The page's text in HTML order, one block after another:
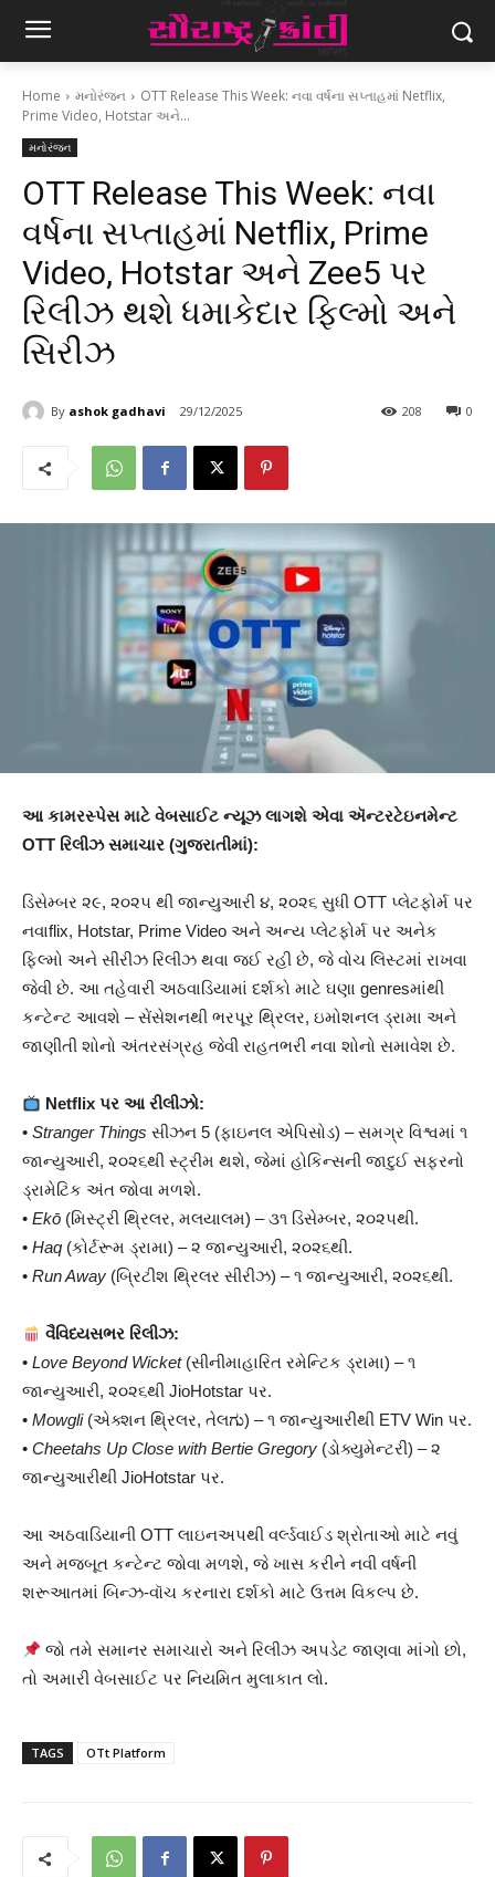
Home મનોરંજન
OTT Release This Week: નવા વર્ષના સપ્તાહમાં Netflix,
Prime Video, Hotstar અને...
મનોરંજન
OTT Release This Week: નવા
વર્ષના સપ્તાહમાં Netflix, Prime
Video, Hotstar અને Zee5 પર
રિલીઝ થશે ધમાકેદાર ફિલ્મો અને
સિરીઝ
By ashok gadhavi 29/12/2025 0
208
આ કામરસ્પેસ માટે વેબસાઈટ ન્યૂઝ લાગશે એવા ઍન્ટરટેઇનમેન્ટ
OTT રિલીઝ સમાચાર (ગુજરાતીમાં):
ડિસેમ્બર ૨૯, ૨૦૨૫ થી જાન્યુઆરી ૪, ૨૦૨૬ સુધી OTT પ્લેટફોર્મ પર
નવાflix, Hotstar, Prime Video અને અન્ય પ્લેટફોર્મ પર અનેક
ફિલ્મો અને સીરીઝ રિલીઝ થવા જઈ રહી છે, જે વોચ લિસ્ટમાં રાખવા
જેવી છે. આ તહેવારી અઠવાડિયામાં દર્શકો માટે ઘણા genresમાંથી
કન્ટેન્ટ આવશે – સેંસેશનથી ભરપૂર થ્રિલર, ઇમોશનલ ડ્રામા અને
જાણીતી શોનો અંતરસંગ્રહ જેવી રાહતભરી નવા શોનો સમાવેશ છે.
Netflix પર આ રીલીઝો:
• Stranger Things સીઝન 5 (ફાઇનલ એપિસોડ) – સમગ્ર વિશ્વમાં ૧
જાન્યુઆરી, ૨૦૨૬થી સ્ટ્રીમ થશે, જેમાં હોકિન્સની જાદુઈ સફરનો
ડ્રામેટિક અંત જોવા મળશે.
• Ekō (મિસ્ટ્રી થ્રિલર, મલયાલમ) – ૩૧ ડિસેમ્બર, ૨૦૨૫થી.
• Haq(કોર્ટરૂમ ડ્રામા) – ૨ જાન્યુઆરી, ૨૦૨૬થી.
• Run Away (બ્રિટીશ થ્રિલર સીરીઝ) – ૧ જાન્યુઆરી, ૨૦૨૬થી.
વૈવિધ્યસભર રિલીઝ:
• Love Beyond Wicket(સીનીમાહારિત રમેન્ટિક ડ્રામા) – ૧
જાન્યુઆરી, ૨૦૨૬થી JioHotstar પર.
• Mowgli(એક્શન થ્રિલર, તેલಗು) – ૧ જાન્યુઆરીથી ETV Win પર.
• Cheetahs Up Close with Bertie Gregory (ડોક્યુમેન્ટરી) – ૨
જાન્યુઆરીથી JioHotstar પર.
આ અઠવાડિયાની OTT લાઇનઅપથી વર્લ્ડવાઈડ શ્રોતાઓ માટે નવું
અને મજબૂત કન્ટેન્ટ જોવા મળશે, જે ખાસ કરીને નવી વર્ષની
શરૂઆતમાં બિન્ઝ-વૉચ કરનારા દર્શકો માટે ઉત્તમ વિકલ્પ છે.
જો તમે સમાનર સમાચારો અને રિલીઝ અપડેટ જાણવા માંગો છો,
તો અમારી વેબસાઈટ પર નિયમિત મુલાકાત લો.
TAGS OTt Platform